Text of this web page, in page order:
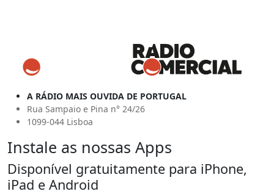
A RÁDIO MAIS OUVIDA DE PORTUGAL
Rua Sampaio e Pina n° 24/26
1099-044 Lisboa
Instale as nossas Apps
Disponível gratuitamente para iPhone,
iPad e Android